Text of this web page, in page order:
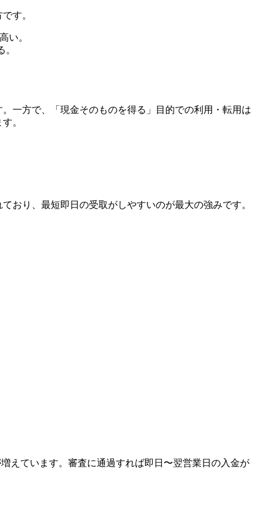
す。
い。
一方で、「現金そのものを得る」目的での利用・転用は
。
おり、最短即日の受取がしやすいのが最大の強みです。
えています。審査に通過すれば即日〜翌営業日の入金が